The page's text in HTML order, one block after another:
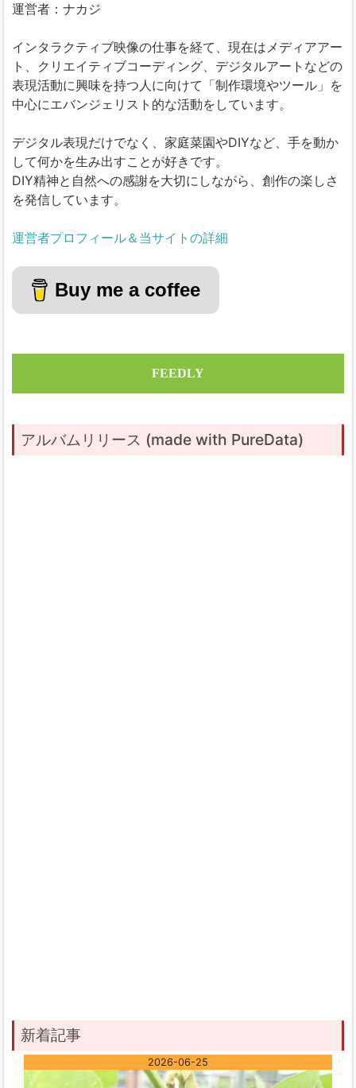
運営者：ナカジ
インタラクティブ映像の仕事を経て、現在はメディアアー
ト、クリエイティブコーディング、デジタルアートなどの
表現活動に興味を持つ人に向けて「制作環境やツール」を
中心にエバンジェリスト的な活動をしています。
デジタル表現だけでなく、家庭菜園やDIYなど、手を動か
して何かを生み出すことが好きです。
DIY精神と自然への感謝を大切にしながら、創作の楽しさ
を発信しています。
運営者プロフィール＆当サイトの詳細
Buy me a coffee
FEEDLY
アルバムリリース (made with PureData)
新着記事
2026-06-25